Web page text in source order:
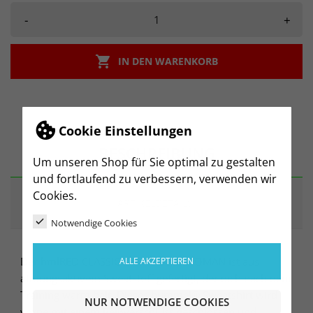
Cookie Einstellungen
Um unseren Shop für Sie optimal zu gestalten
und fortlaufend zu verbessern, verwenden wir
Cookies.
Notwendige Cookies
ALLE AKZEPTIEREN
NUR NOTWENDIGE COOKIES
- +
 IN DEN WARENKORB
BESCHREIBUNG
Der hmlRED CLASSIC ZIP HOODIE WOMAN ist aus
atmungsaktivem Sweatstoff gefertigt, der dich nach dem
Training warm hält. Dieses hummel® Sweatshirt wird